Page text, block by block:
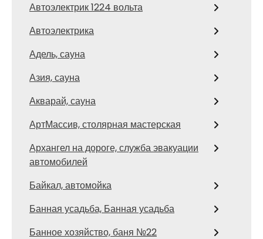
Автоэлектрик 1224 вольта
Автоэлектрика
Адель, сауна
Азия, сауна
Акварай, сауна
АртМассив, столярная мастерская
Архангел на дороге, служба эвакуации
автомобилей
Байкал, автомойка
Банная усадьба, Банная усадьба
Банное хозяйство, баня №22